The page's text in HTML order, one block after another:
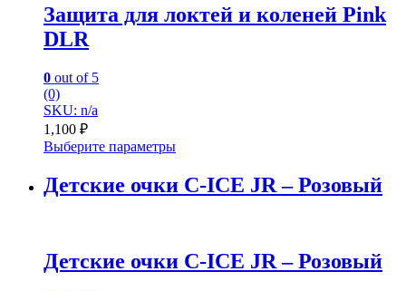
Защита для локтей и коленей Pink
DLR
0 out of 5
(0)
SKU: n/a
1,100 ₽
Выберите параметры
Детские очки C-ICE JR – Розовый
Детские очки C-ICE JR – Розовый